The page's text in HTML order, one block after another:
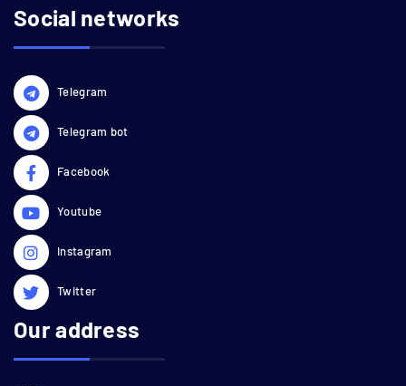
Social networks
Telegram
Telegram bot
Facebook
Youtube
Instagram
Twitter
Our address